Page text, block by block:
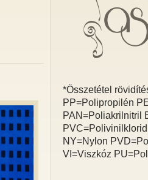
*Összetétel
PP=Polipropilén
PAN=Poliakrilnitril
NY=Nylon
VI=Viszkóz